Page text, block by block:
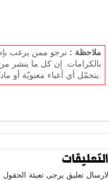
ملاحظة : نرجو ممن يرغب
بالكرامات. إن كل ما ينشر
التعليقات
لارسال تعليق يرجى تعبئة الحقول